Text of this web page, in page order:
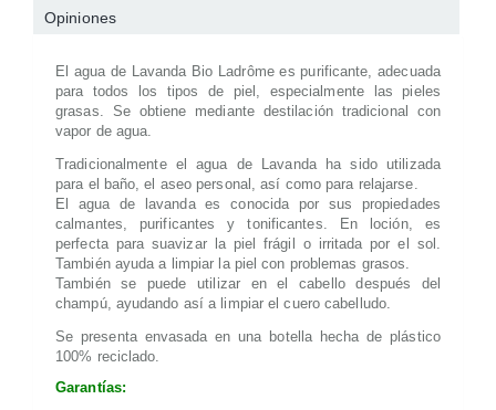
Opiniones
El agua de Lavanda Bio Ladrôme es purificante, adecuada
para todos los tipos de piel, especialmente las pieles
grasas. Se obtiene mediante destilación tradicional con
vapor de agua.
Tradicionalmente el agua de Lavanda ha sido utilizada
para el baño, el aseo personal, así como para relajarse.
El agua de lavanda es conocida por sus propiedades
calmantes, purificantes y tonificantes. En loción, es
perfecta para suavizar la piel frágil o irritada por el sol.
También ayuda a limpiar la piel con problemas grasos.
También se puede utilizar en el cabello después del
champú, ayudando así a limpiar el cuero cabelludo.
Se presenta envasada en una botella hecha de plástico
100% reciclado.
Garantías: